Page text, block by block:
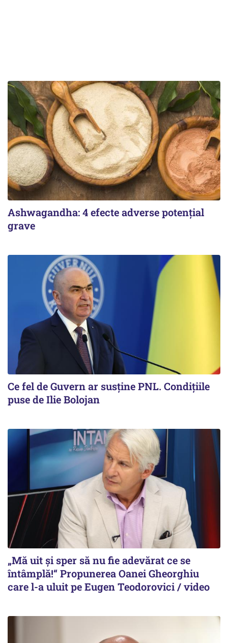
Ashwagandha: 4 efecte adverse potențial
grave
Ce fel de Guvern ar susține PNL. Condițiile
puse de Ilie Bolojan
„Mă uit și sper să nu fie adevărat ce se
întâmplă!“ Propunerea Oanei Gheorghiu
care l-a uluit pe Eugen Teodorovici / video